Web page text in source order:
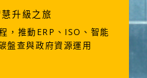
升級之旅
，推動ERP、ISO、智能
盤查與政府資源運用